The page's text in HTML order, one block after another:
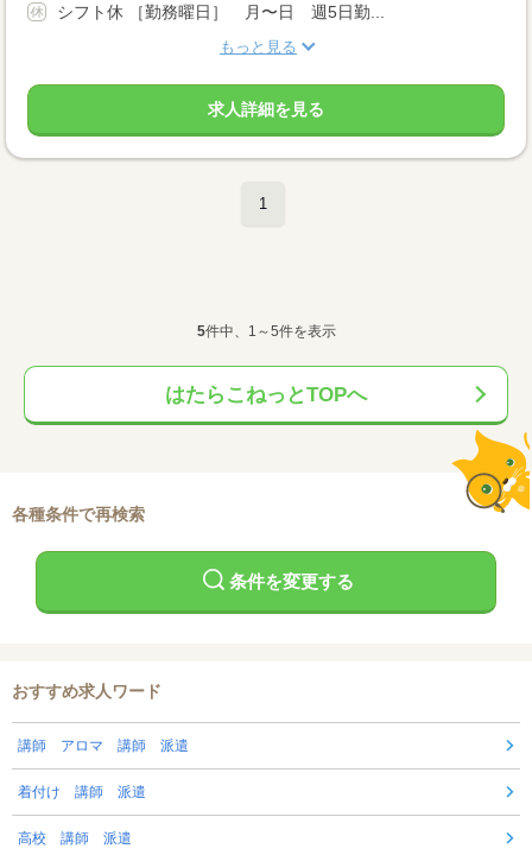
シフト休 ［勤務曜日］ 月〜日 週5日勤...
もっと見る
求人詳細を見る
1
5件中、1～5件を表示
はたらこねっとTOPへ
各種条件で再検索
条件を変更する
おすすめ求人ワード
講師 アロマ 講師 派遣
着付け 講師 派遣
高校 講師 派遣